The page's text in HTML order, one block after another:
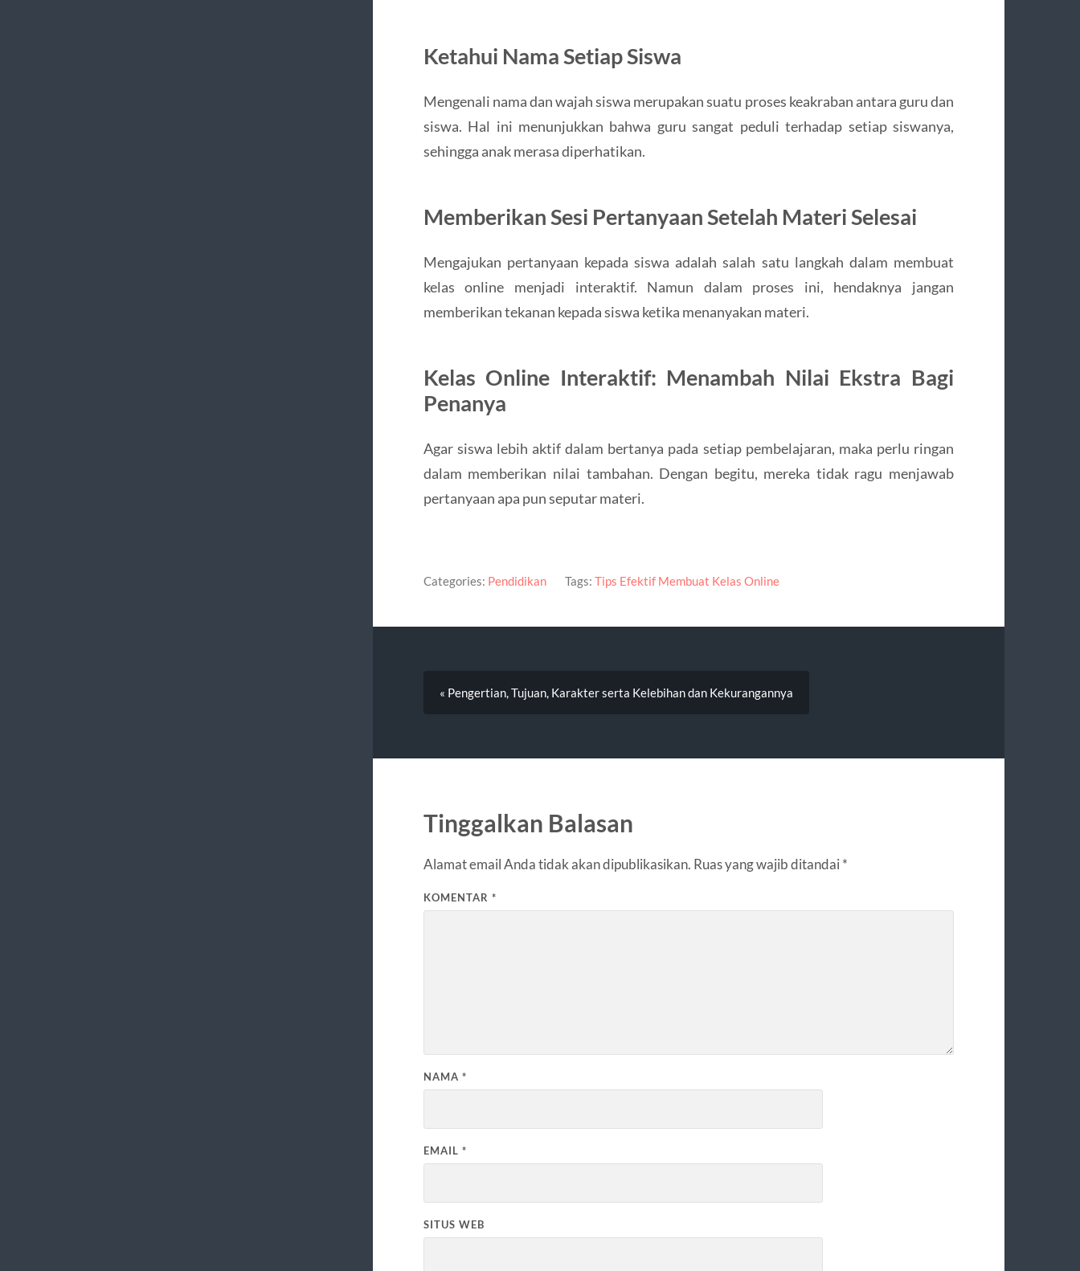
Ketahui Nama Setiap Siswa
Mengenali nama dan wajah siswa merupakan suatu proses keakraban antara guru dan
siswa. Hal ini menunjukkan bahwa guru sangat peduli terhadap setiap siswanya,
sehingga anak merasa diperhatikan.
Memberikan Sesi Pertanyaan Setelah Materi Selesai
Mengajukan pertanyaan kepada siswa adalah salah satu langkah dalam membuat
kelas online menjadi interaktif. Namun dalam proses ini, hendaknya jangan
memberikan tekanan kepada siswa ketika menanyakan materi.
Kelas Online Interaktif: Menambah Nilai Ekstra Bagi
Penanya
Agar siswa lebih aktif dalam bertanya pada setiap pembelajaran, maka perlu ringan
dalam memberikan nilai tambahan. Dengan begitu, mereka tidak ragu menjawab
pertanyaan apa pun seputar materi.
Categories: Pendidikan Tags: Tips Efektif Membuat Kelas Online
« Pengertian, Tujuan, Karakter serta Kelebihan dan Kekurangannya
Tinggalkan Balasan
Alamat email Anda tidak akan dipublikasikan. Ruas yang wajib ditandai *
KOMENTAR *
NAMA *
EMAIL *
SITUS WEB